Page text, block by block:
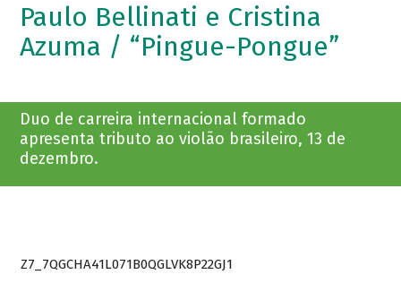
Paulo Bellinati e Cristina
Azuma / “Pingue-Pongue”
Duo de carreira internacional formado
apresenta tributo ao violão brasileiro, 13 de
dezembro.
Z7_7QGCHA41L071B0QGLVK8P22GJ1